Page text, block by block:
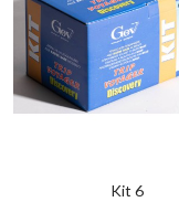
Kit 6